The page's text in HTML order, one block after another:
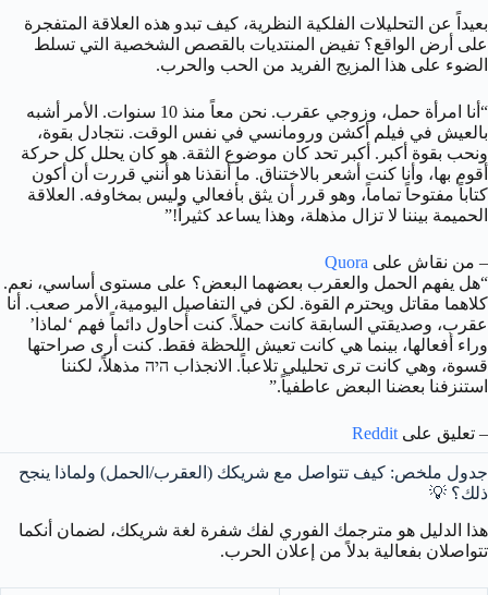
بعيداً عن التحليلات الفلكية النظرية، كيف تبدو هذه العلاقة المتفجرة
على أرض الواقع؟ تفيض المنتديات بالقصص الشخصية التي تسلط
الضوء على هذا المزيج الفريد من الحب والحرب.
“أنا امرأة حمل، وزوجي عقرب. نحن معاً منذ 10 سنوات. الأمر أشبه
بالعيش في فيلم أكشن ورومانسي في نفس الوقت. نتجادل بقوة،
ونحب بقوة أكبر. أكبر تحد كان موضوع الثقة. هو كان يحلل كل حركة
أقوم بها، وأنا كنت أشعر بالاختناق. ما أنقذنا هو أنني قررت أن أكون
كتاباً مفتوحاً تماماً، وهو قرر أن يثق بأفعالي وليس بمخاوفه. العلاقة
الحميمة بيننا لا تزال مذهلة، وهذا يساعد كثيراً!”
– من نقاش على Quora
“هل يفهم الحمل والعقرب بعضهما البعض؟ على مستوى أساسي، نعم.
كلاهما مقاتل ويحترم القوة. لكن في التفاصيل اليومية، الأمر صعب. أنا
عقرب، وصديقتي السابقة كانت حملاً. كنت أحاول دائماً فهم ‘لماذا’
وراء أفعالها، بينما هي كانت تعيش اللحظة فقط. كنت أرى صراحتها
قسوة، وهي كانت ترى تحليلي تلاعباً. الانجذاب היה مذهلاً، لكننا
استنزفنا بعضنا البعض عاطفياً.”
– تعليق على Reddit
جدول ملخص: كيف تتواصل مع شريكك (العقرب/الحمل) ولماذا ينجح
ذلك؟ 💡
هذا الدليل هو مترجمك الفوري لفك شفرة لغة شريكك، لضمان أنكما
تتواصلان بفعالية بدلاً من إعلان الحرب.